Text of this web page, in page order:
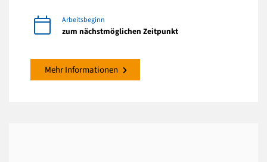
Arbeitsbeginn
zum nächstmöglichen Zeitpunkt
Mehr Informationen